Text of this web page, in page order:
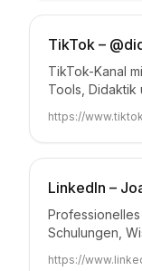
TikTok –
TikTok-Kanal
Tools, Didaktik
https://
LinkedIn –
Schulungen,
https://